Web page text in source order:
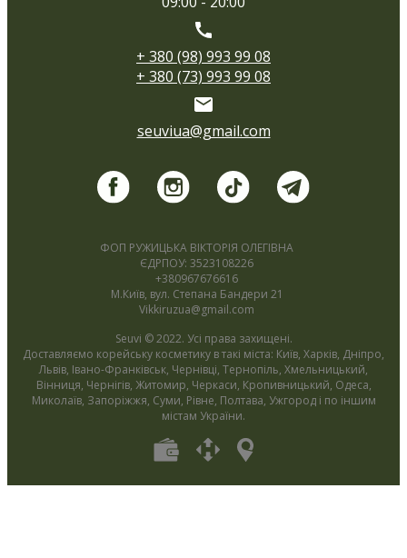
+ 380 (98) 993 99 08
+ 380 (73) 993 99 08
seuviua@gmail.com
ФОП РУЖИЦЬКА ВІКТОРІЯ ОЛЕГІВНА
ЄДРПОУ: 3523108226
+380967676616
М.Київ, вул. Степана Бандери 21
Vikkiruzua@gmail.com
Seuvi © 2022. Усі права захищені.
Доставляємо корейську косметику в такі міста: Київ, Харків, Дніпро,
Львів, Івано-Франківськ, Чернівці, Тернопіль, Хмельницький,
Вінниця, Чернігів, Житомир, Черкаси, Кропивницький, Одеса,
Миколаїв, Запоріжжя, Суми, Рівне, Полтава, Ужгород і по іншим
містам України.